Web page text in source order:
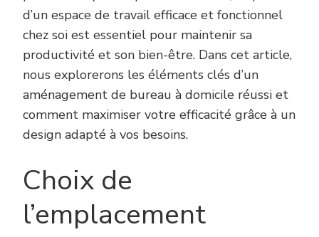
d’un espace de travail efficace et fonctionnel
chez soi est essentiel pour maintenir sa
productivité et son bien-être. Dans cet article,
nous explorerons les éléments clés d’un
aménagement de bureau à domicile réussi et
comment maximiser votre efficacité grâce à un
design adapté à vos besoins.
Choix de
l’emplacement